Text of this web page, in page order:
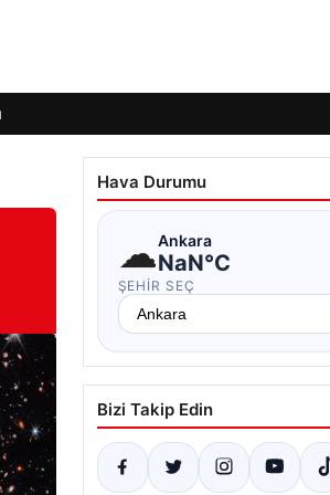
Hava Durumu
☁Ankara
NaN°C
ŞEHIR SEÇ
Bizi Takip Edin